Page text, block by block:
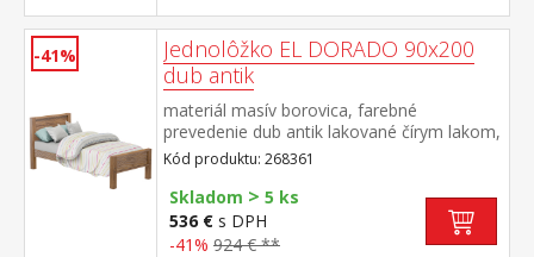
-41%
Jednolôžko EL DORADO 90x200
dub antik
materiál masív borovica, farebné
prevedenie dub antik lakované čírym lakom,
vlis drevenej štruktúry cena bez roštu a
matraca odporúčaný rozmer matraca 90 ×
200 cm a rošt R1 súčasť zostavy EL
DORADO
Kód produktu: 268361
Skladom > 5 ks
536 € s DPH
-41% 924 € **